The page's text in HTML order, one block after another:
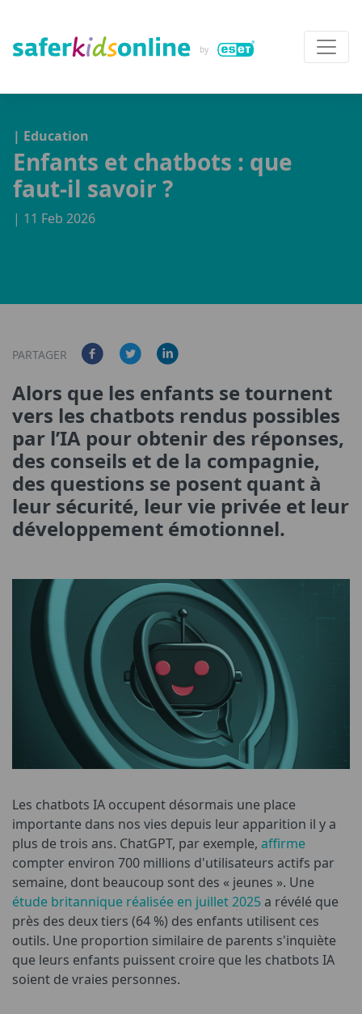
| Education
Enfants et chatbots : que
faut-il savoir ?
| 11 Feb 2026
PARTAGER
Alors que les enfants se tournent
vers les chatbots rendus possibles
par l’IA pour obtenir des réponses,
des conseils et de la compagnie,
des questions se posent quant à
leur sécurité, leur vie privée et leur
développement émotionnel.
Les chatbots IA occupent désormais une place
importante dans nos vies depuis leur apparition il y a
plus de trois ans. ChatGPT, par exemple, affirme
compter environ 700 millions d'utilisateurs actifs par
semaine, dont beaucoup sont des « jeunes ». Une
étude britannique réalisée en juillet 2025a révélé que
près des deux tiers (64 %) des enfants utilisent ces
outils. Une proportion similaire de parents s'inquiète
que leurs enfants puissent croire que les chatbots IA
soient de vraies personnes.